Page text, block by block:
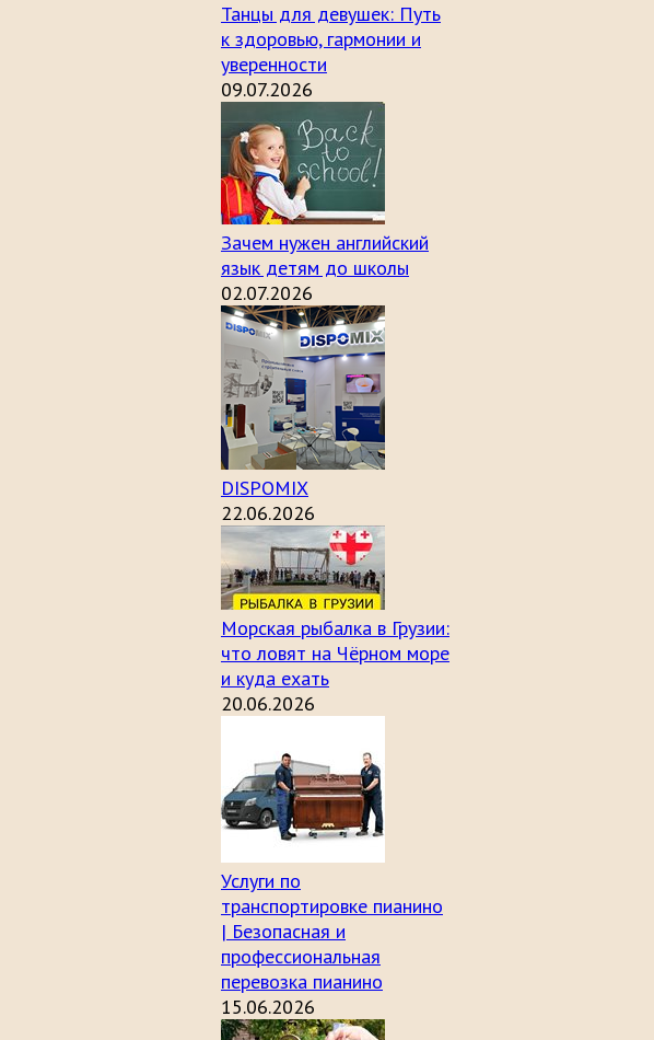
Танцы для девушек: Путь
к здоровью, гармонии и
уверенности
09.07.2026
Зачем нужен английский
язык детям до школы
02.07.2026
DISPOMIX
22.06.2026
Морская рыбалка в Грузии:
что ловят на Чёрном море
и куда ехать
20.06.2026
Услуги по
транспортировке пианино
| Безопасная и
профессиональная
перевозка пианино
15.06.2026